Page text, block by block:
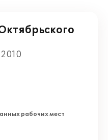
рабочих мест